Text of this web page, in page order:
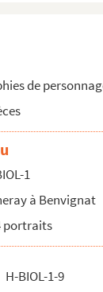
de
1
à Benvignat
portraits
H-BIOL-1-9